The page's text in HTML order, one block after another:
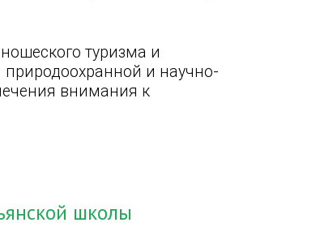
туризма и
природоохранной и научно-
внимания к
школы